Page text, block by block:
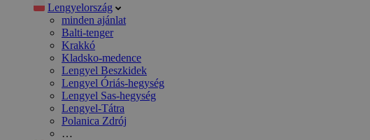
Lengyelország
minden ajánlat
Balti-tenger
Krakkó
Kladsko-medence
Lengyel Beszkidek
Lengyel Óriás-hegység
Lengyel Sas-hegység
Lengyel-Tátra
Polanica Zdrój
…